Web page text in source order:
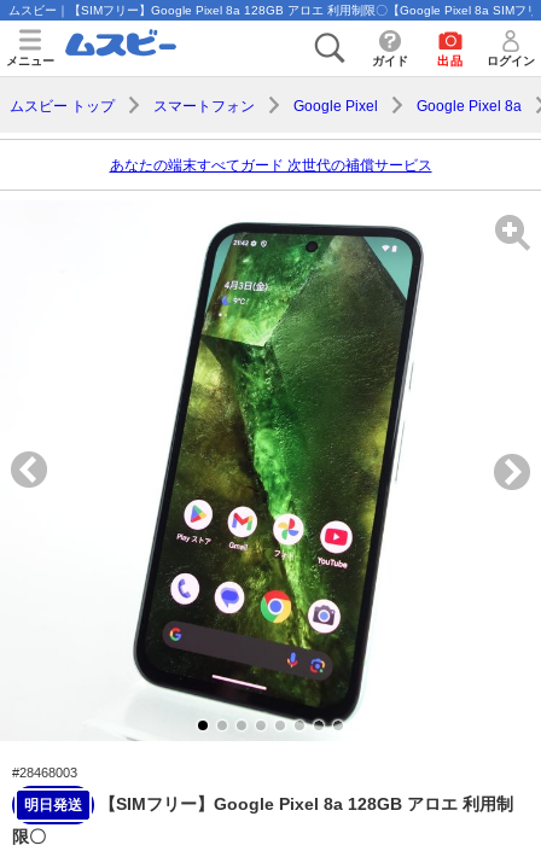
ムスビー｜【SIMフリー】Google Pixel 8a 128GB アロエ 利用制限〇【Google Pixel 8a SIMフ
メニュー ガイド 出品 ログイン
ムスビー トップ スマートフォン Google Pixel Google Pixel 8a
あなたの端末すべてガード 次世代の補償サービス
#28468003
明日発送
【SIMフリー】Google Pixel 8a 128GB アロエ 利用制
限〇